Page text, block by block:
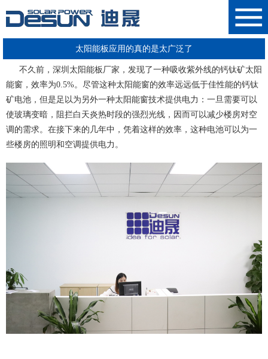
太阳能板应用的真的是太广泛了
不久前， 深圳太阳能板厂家 ，发现了一种吸收紫外线的钙钛矿太阳
能窗，效率为0.5%。尽管这种太阳能窗的效率远远低于佳性能的钙钛
矿电池，但是足以为另外一种太阳能窗技术提供电力：一旦需要可以
使玻璃变暗，阻拦白天炎热时段的强烈光线，因而可以减少楼房对空
调的需求。在接下来的几年中，凭着这样的效率，这种电池可以为一
些楼房的照明和空调提供电力。